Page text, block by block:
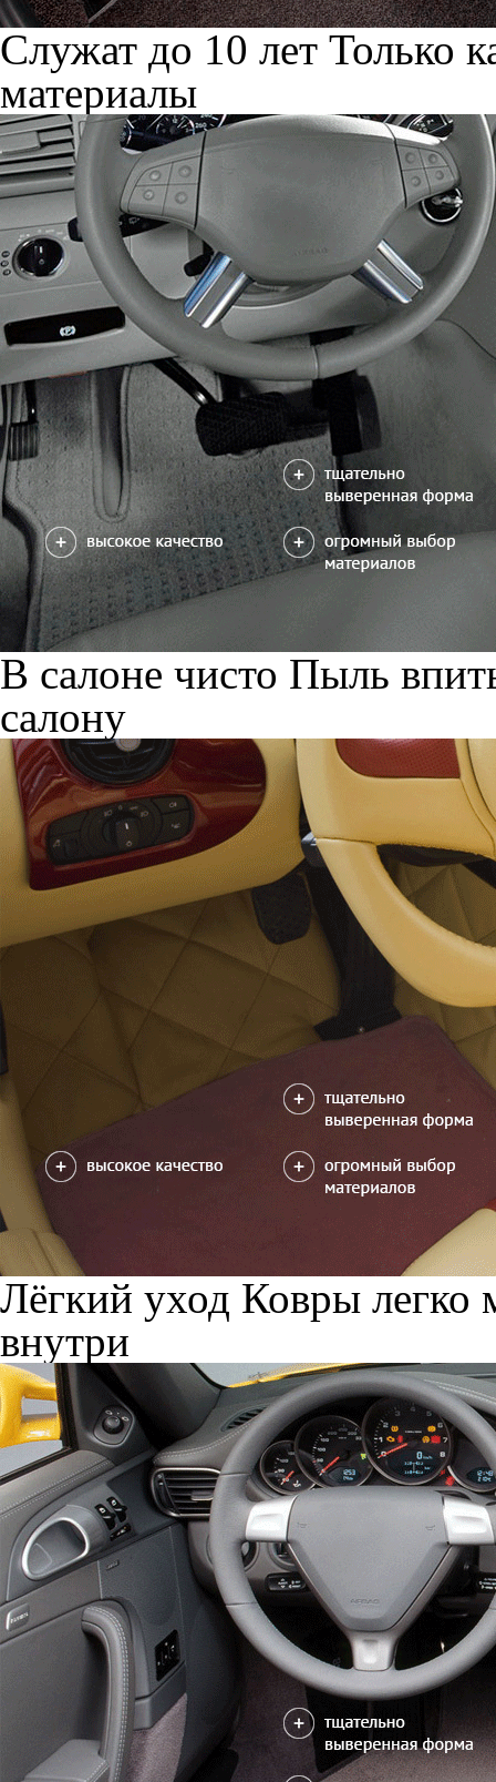
Служат до 10 лет Только
материалы
В салоне чисто Пыль
салону
Лёгкий уход Ковры легко
внутри